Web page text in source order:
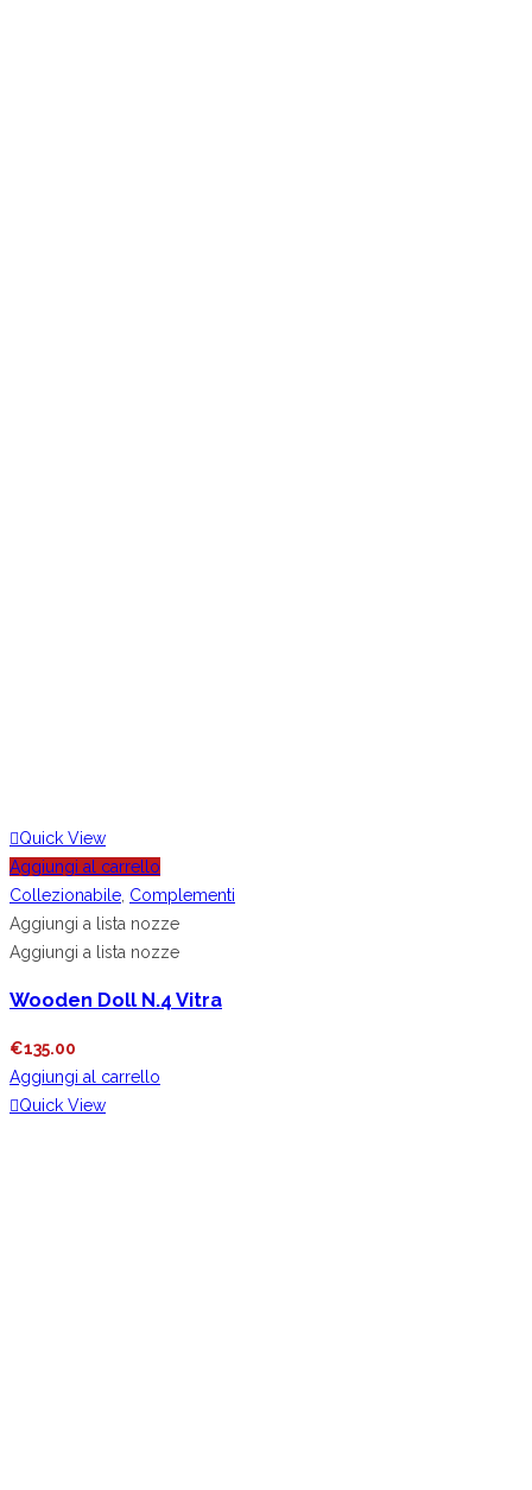
Quick View
Aggiungi al carrello
Collezionabile, Complementi
Aggiungi a lista nozze
Aggiungi a lista nozze
Wooden Doll N.4 Vitra
€135.00
Aggiungi al carrello
Quick View